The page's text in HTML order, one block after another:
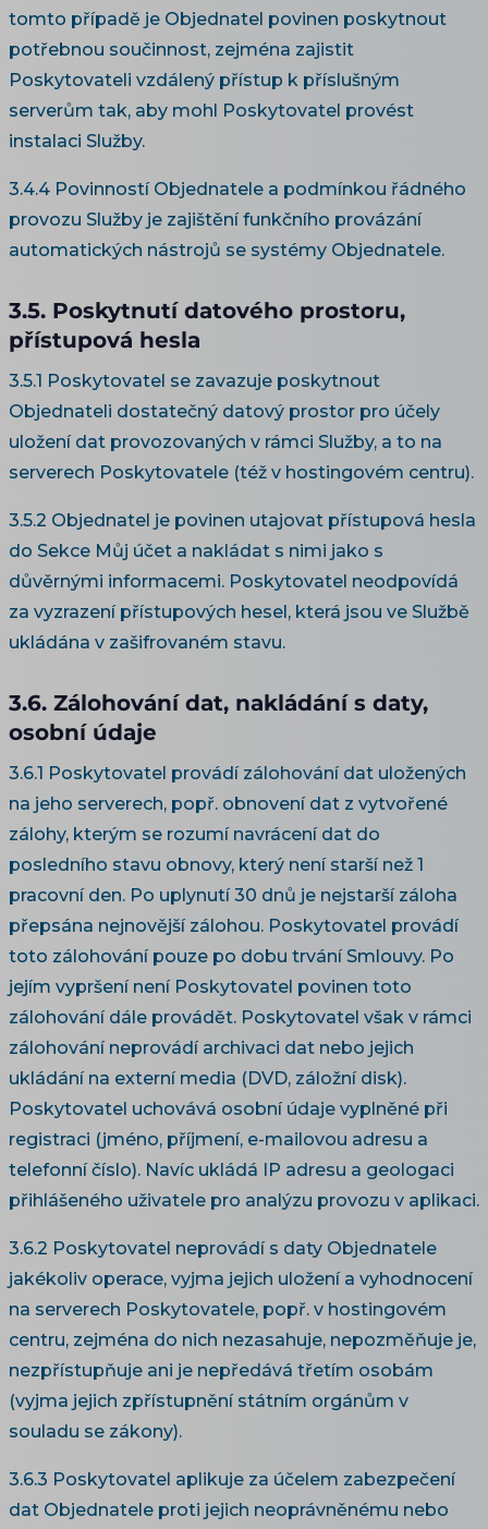
tomto případě je Objednatel povinen poskytnout
potřebnou součinnost, zejména zajistit
Poskytovateli vzdálený přístup k příslušným
serverům tak, aby mohl Poskytovatel provést
instalaci Služby.
3.4.4 Povinností Objednatele a podmínkou řádného
provozu Služby je zajištění funkčního provázání
automatických nástrojů se systémy Objednatele.
3.5. Poskytnutí datového prostoru,
přístupová hesla
3.5.1 Poskytovatel se zavazuje poskytnout
Objednateli dostatečný datový prostor pro účely
uložení dat provozovaných v rámci Služby, a to na
serverech Poskytovatele (též v hostingovém centru).
3.5.2 Objednatel je povinen utajovat přístupová hesla
do Sekce Můj účet a nakládat s nimi jako s
důvěrnými informacemi. Poskytovatel neodpovídá
za vyzrazení přístupových hesel, která jsou ve Službě
ukládána v zašifrovaném stavu.
3.6. Zálohování dat, nakládání s daty,
osobní údaje
3.6.1 Poskytovatel provádí zálohování dat uložených
na jeho serverech, popř. obnovení dat z vytvořené
zálohy, kterým se rozumí navrácení dat do
posledního stavu obnovy, který není starší než 1
pracovní den. Po uplynutí 30 dnů je nejstarší záloha
přepsána nejnovější zálohou. Poskytovatel provádí
toto zálohování pouze po dobu trvání Smlouvy. Po
jejím vypršení není Poskytovatel povinen toto
zálohování dále provádět. Poskytovatel však v rámci
zálohování neprovádí archivaci dat nebo jejich
ukládání na externí media (DVD, záložní disk).
Poskytovatel uchovává osobní údaje vyplněné při
registraci (jméno, příjmení, e-mailovou adresu a
telefonní číslo). Navíc ukládá IP adresu a geologaci
přihlášeného uživatele pro analýzu provozu v aplikaci.
3.6.2 Poskytovatel neprovádí s daty Objednatele
jakékoliv operace, vyjma jejich uložení a vyhodnocení
na serverech Poskytovatele, popř. v hostingovém
centru, zejména do nich nezasahuje, nepozměňuje je,
nezpřístupňuje ani je nepředává třetím osobám
(vyjma jejich zpřístupnění státním orgánům v
souladu se zákony).
3.6.3 Poskytovatel aplikuje za účelem zabezpečení
dat Objednatele proti jejich neoprávněnému nebo